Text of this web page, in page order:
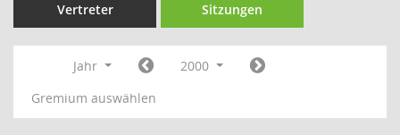
Vertreter Sitzungen
Jahr
2000
Gremium auswählen